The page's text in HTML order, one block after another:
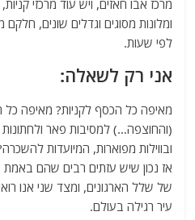
מרכז אבו חאזים, ויש עוד מרכזי
ומלונות מסוגים וגדלים שונים,
לפי שעות.
אני רק לשאלה:
מאיפה כל הכסף לקניות? מאיפה
(והחוצפה…) למסיבות פאר
ובווילות מפוארות, המיועדות
אז נכון שיש עזתים רבים שהם באמת
של שלל הארגונים, ומצד שני אנו
עיר רגילה בעולם.